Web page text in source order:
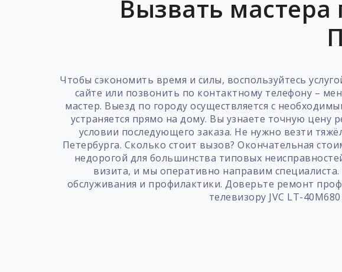
Вызвать
Чтобы сэкономить время и силы, воспользуйтесь
сайте или позвонить по контактному телефону –
мастер. Выезд по городу осуществляется с
устраняется прямо на дому. Вы узнаете точную цену
условии последующего заказа. Не нужно везти
Петербурга. Сколько стоит вызов? Окончательная
недорогой для большинства типовых
визита, и мы оперативно направим
обслуживания и профилактики. Доверьте ремонт
телевизору JVC LT-